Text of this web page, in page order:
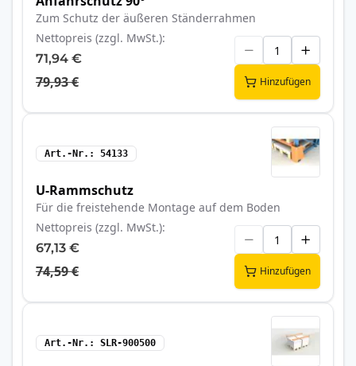
Zum Schutz der äußeren Ständerrahmen
Nettopreis (zzgl. MwSt.)
71,94 €
79,93 € Hinzufügen
Art.-Nr. 54133
U-Rammschutz
Für die freistehende Montage auf dem Boden
Nettopreis (zzgl. MwSt.)
67,13 €
74,59 € Hinzufügen
Art.-Nr. SLR-900500